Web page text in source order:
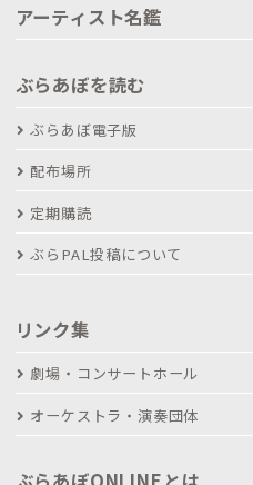
アーティスト名鑑
ぶらあぼを読む
ぶらあぼ電子版
配布場所
定期購読
ぶらPAL投稿について
リンク集
劇場・コンサートホール
オーケストラ・演奏団体